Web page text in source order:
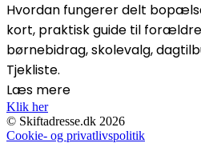
Hvordan fungerer delt
kort, praktisk guide til
børnebidrag, skolevalg,
Tjekliste.
Læs mere
Klik her
© Skiftadresse.dk 2026
Cookie- og privatlivspolitik